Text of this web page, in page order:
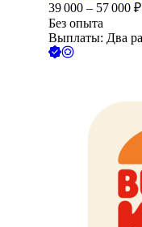
39 000 – 57 000 ₽
Без опыта
Выплаты: Два